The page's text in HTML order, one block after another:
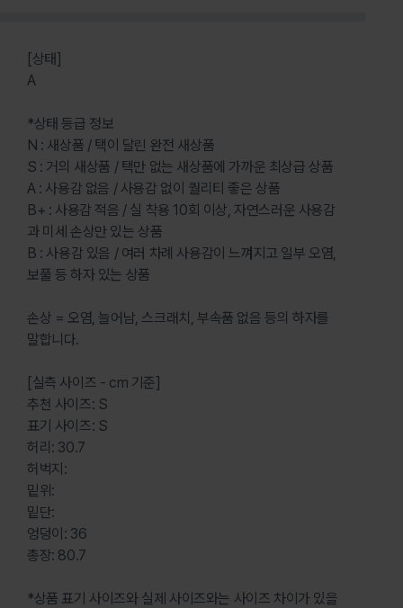
[상태]
A
*상태 등급 정보
N : 새상품 / 택이 달린 완전 새상품
S : 거의 새상품 / 택만 없는 새상품에 가까운 최상급 상품
A : 사용감 없음 / 사용감 없이 퀄리티 좋은 상품
B+ : 사용감 적음 / 실 착용 10회 이상, 자연스러운 사용감
과 미세 손상만 있는 상품
B : 사용감 있음 / 여러 차례 사용감이 느껴지고 일부 오염,
보풀 등 하자 있는 상품
손상 = 오염, 늘어남, 스크래치, 부속품 없음 등의 하자를
말합니다.
[실측 사이즈 - cm 기준]
추천 사이즈: S
표기 사이즈: S
허리: 30.7
허벅지:
밑위:
밑단:
엉덩이: 36
총장: 80.7
*상품 표기 사이즈와 실제 사이즈와는 사이즈 차이가 있을